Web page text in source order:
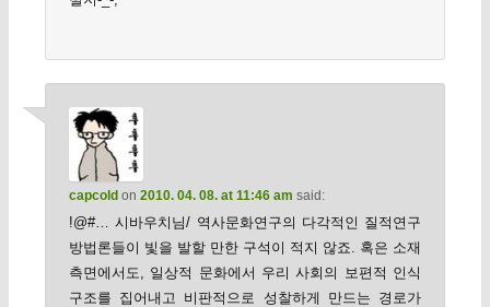
capcoldon 2010. 04. 08. at 11:46 am said:
!@#… 시바우치님/ 역사문화연구의 다각적인 질적연구
방법론들이 빛을 발할 만한 구석이 적지 않죠. 혹은 소재
측면에서도, 일상적 문화에서 우리 사회의 보편적 인식
구조를 집어내고 비판적으로 성찰하게 만드는 경로가